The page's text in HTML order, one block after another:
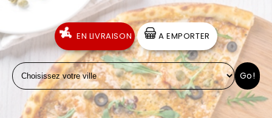
LA CARTE
VOTRE COMPTE
NOTRE RESTAURANT
VOS AVIS
MENTIONS LÉGALES
EN LIVRAISON A EMPORTER
Go!